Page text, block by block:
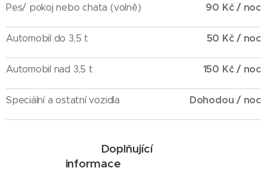
Pes/ pokoj nebo chata (volně) 90 Kč/ noc
Automobil do 3,5 t 50 Kč/ noc
Automobil nad 3,5 t 150 Kč/ noc
Speciální a ostatní vozidla Dohodou/ noc
Doplňující
informace